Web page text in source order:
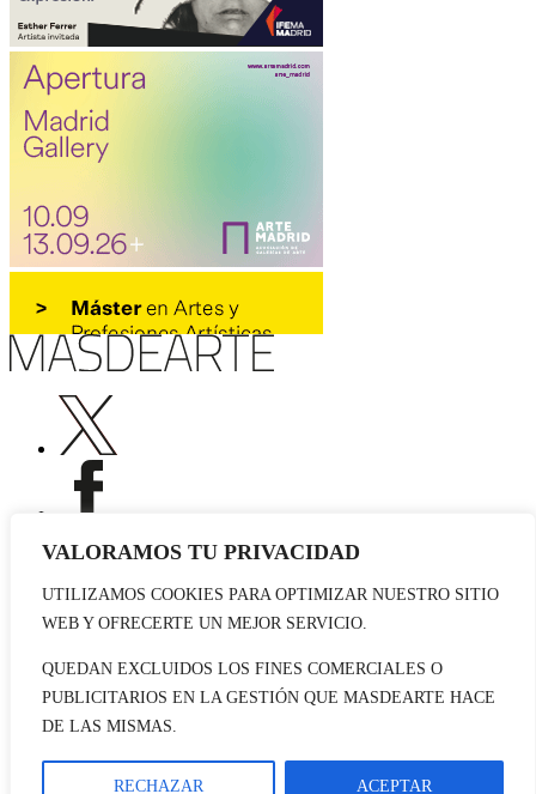
VALORAMOS TU PRIVACIDAD
UTILIZAMOS COOKIES PARA OPTIMIZAR NUESTRO SITIO
WEB Y OFRECERTE UN MEJOR SERVICIO.
QUEDAN EXCLUIDOS LOS FINES COMERCIALES O
PUBLICITARIOS EN LA GESTIÓN QUE MASDEARTE HACE
DE LAS MISMAS.
RECHAZAR ACEPTAR
Publicidad
Contacto
© 2026 masdearte. Información de exposiciones, museos y artistas
Política de cookies
Política de Privacidad